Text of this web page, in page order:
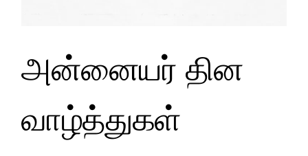
அன்னையர் தின
வாழ்த்துகள்